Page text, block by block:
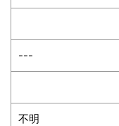
---
不明